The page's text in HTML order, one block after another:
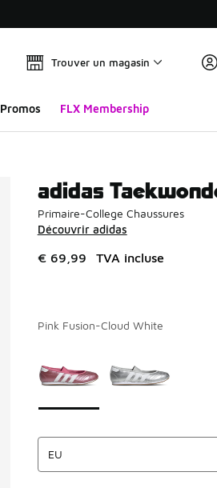
Trouver un magasin
Promos FLX Membership
adidas
Primaire-College Chaussures
Découvrir adidas
€ 69,99 TVA incluse
Pink Fusion-Cloud White